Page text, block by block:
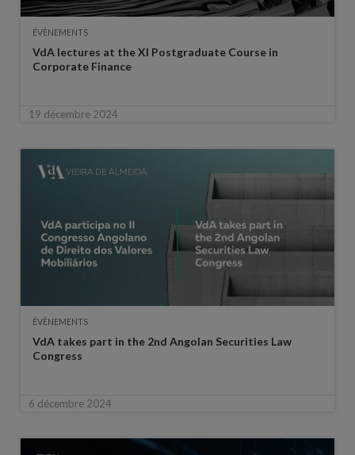
ÉVÈNEMENTS
VdA lectures at the XI Postgraduate Course in
Corporate Finance
19 décembre 2024
ÉVÈNEMENTS
VdA takes part in the 2nd Angolan Securities Law
Congress
6 décembre 2024